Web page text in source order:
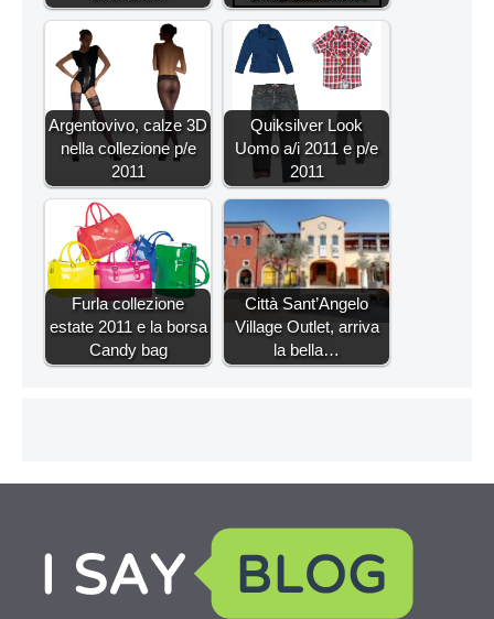
Argentovivo, calze 3D
nella collezione p/e
2011
Quiksilver Look
Uomo a/i 2011 e p/e
2011
Furla collezione
estate 2011 e la borsa
Candy bag
Città Sant’Angelo
Village Outlet, arriva
la bella…